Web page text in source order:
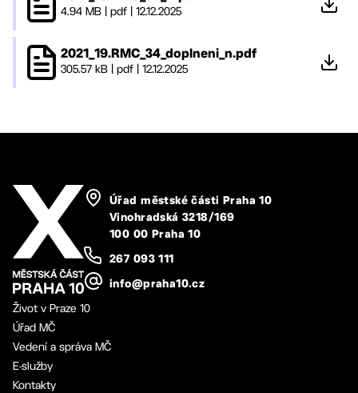
4.94 MB pdf 12.12.2025
2021_19.RMC_34_doplneni_n.pdf
305.57 kB pdf 12.12.2025
Úřad městské části Praha 10
Vinohradská 3218/169
100 00 Praha 10
267 093 111
info@praha10.cz
Život v Praze 10
Úřad MČ
Vedení a správa MČ
E-služby
Kontakty